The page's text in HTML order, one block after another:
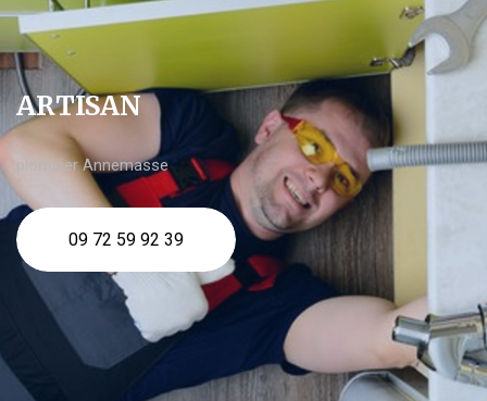
ARTISAN
plombier Annemasse
09 72 59 92 39